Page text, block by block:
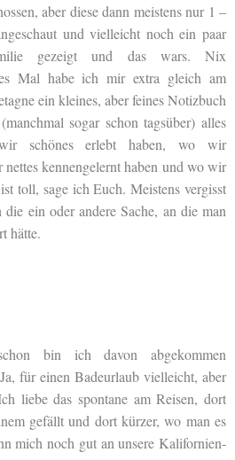
aber diese dann meistens nur 1 –
und vielleicht noch ein paar
gezeigt und das wars. Nix
Mal habe ich mir extra gleich am
ein kleines, aber feines Notizbuch
sogar schon tagsüber) alles
wir schönes erlebt haben, wo wir
kennengelernt haben und wo wir
toll, sage ich Euch. Meistens vergisst
ein oder andere Sache, an die man
hätte.
bin ich davon abgekommen
für einen Badeurlaub vielleicht, aber
liebe das spontane am Reisen, dort
gefällt und dort kürzer, wo man es
mich noch gut an unsere Kalifornien-